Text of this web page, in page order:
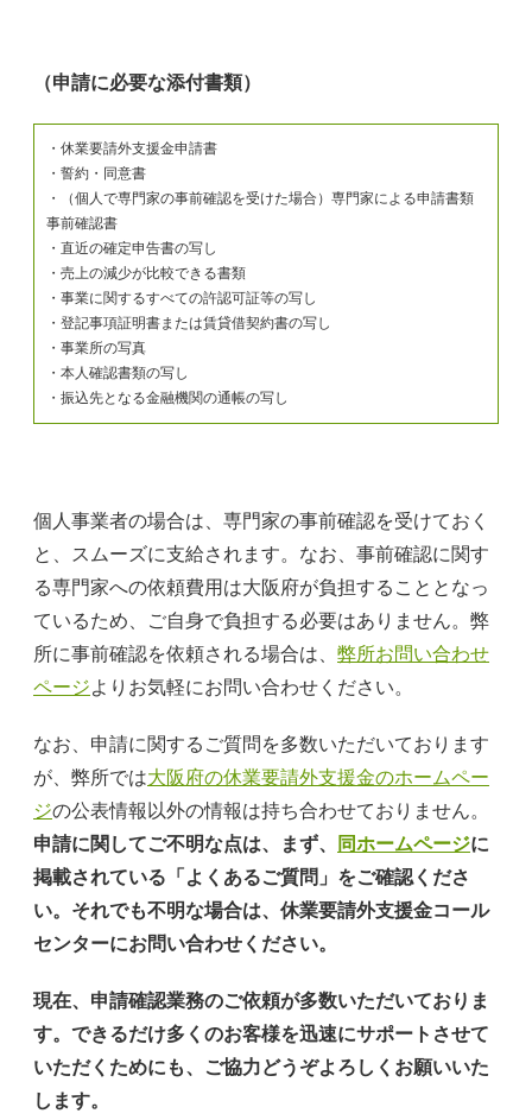
（申請に必要な添付書類）
・休業要請外支援金申請書
・誓約・同意書
・（個人で専門家の事前確認を受けた場合）専門家による申請書類
事前確認書
・直近の確定申告書の写し
・売上の減少が比較できる書類
・事業に関するすべての許認可証等の写し
・登記事項証明書または賃貸借契約書の写し
・事業所の写真
・本人確認書類の写し
・振込先となる金融機関の通帳の写し
個人事業者の場合は、専門家の事前確認を受けておく
と、スムーズに支給されます。なお、事前確認に関す
る専門家への依頼費用は大阪府が負担することとなっ
ているため、ご自身で負担する必要はありません。弊
所に事前確認を依頼される場合は、 弊所お問い合わせ
ページよりお気軽にお問い合わせください。
なお、申請に関するご質問を多数いただいております
が、弊所では大阪府の休業要請外支援金のホームペー
ジの公表情報以外の情報は持ち合わせておりません。
申請に関してご不明な点は、まず、
同ホームページに
掲載されている「 よくあるご質問」をご確認くださ
い。それでも不明な場合は、休業要請外支援金コール
センターにお問い合わせください。
現在、申請確認業務のご依頼が多数いただいておりま
す。できるだけ多くのお客様を迅速にサポートさせて
いただくためにも、ご協力どうぞよろしくお願いいた
します。